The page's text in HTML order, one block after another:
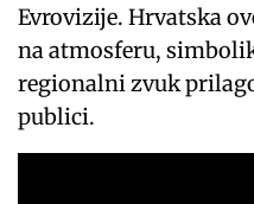
Evrovizije. Hrvatska
na atmosferu,
regionalni zvuk
publici.